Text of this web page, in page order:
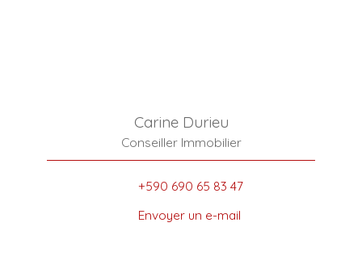
Carine Durieu
Conseiller Immobilier
+590 690 65 83 47
Envoyer un e-mail